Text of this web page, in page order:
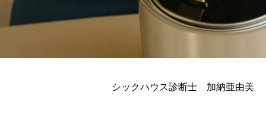
シックハウス診断士 加納亜由美